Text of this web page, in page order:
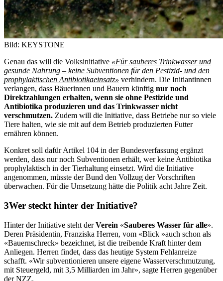
Bild: KEYSTONE
Genau das will die Volksinitiative «Für sauberes Trinkwasser und
gesunde Nahrung – keine Subventionen für den Pestizid- und den
prophylaktischen Antibiotikaeinsatz» verhindern. Die Initiantinnen
verlangen, dass Bäuerinnen und Bauern künftig nur noch
Direktzahlungen erhalten, wenn sie ohne Pestizide und
Antibiotika produzieren und das Trinkwasser nicht
verschmutzen. Zudem will die Initiative, dass Betriebe nur so viele
Tiere halten, wie sie mit auf dem Betrieb produzierten Futter
ernähren können.
Konkret soll dafür Artikel 104 in der Bundesverfassung ergänzt
werden, dass nur noch Subventionen erhält, wer keine Antibiotika
prophylaktisch in der Tierhaltung einsetzt. Wird die Initiative
angenommen, müsste der Bund den Vollzug der Vorschriften
überwachen. Für die Umsetzung hätte die Politik acht Jahre Zeit.
Wer steckt hinter der Initiative?
Hinter der Initiative steht derVerein «Sauberes Wasser für alle».
Deren Präsidentin, Franziska Herren, vom «Blick »auch schon als
«Bauernschreck» bezeichnet, ist die treibende Kraft hinter dem
Anliegen. Herren findet, dass das heutige System Fehlanreize
schafft. «Wir subventionieren unsere eigene Wasserverschmutzung,
mit Steuergeld, mit 3,5 Milliarden im Jahr», sagte Herren gegenüber
derNZZ.